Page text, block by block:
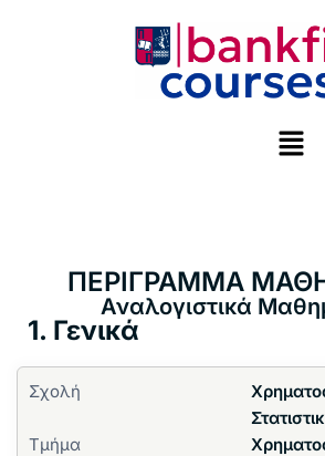
ΠΕΡΙΓΡΑΜΜΑ
Αναλογιστικά
1. Γενικά
Σχολή
Τμήμα